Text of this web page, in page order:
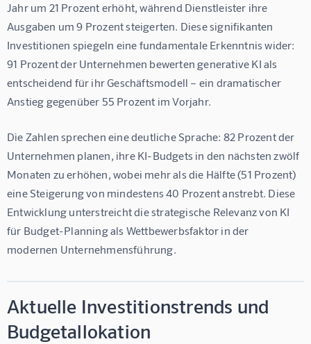
Jahr um 21 Prozent erhöht, während Dienstleister ihre
Ausgaben um 9 Prozent steigerten. Diese signifikanten
Investitionen spiegeln eine fundamentale Erkenntnis wider:
91 Prozent der Unternehmen bewerten generative KI als
entscheidend für ihr Geschäftsmodell – ein dramatischer
Anstieg gegenüber 55 Prozent im Vorjahr.
Die Zahlen sprechen eine deutliche Sprache: 82 Prozent der
Unternehmen planen, ihre KI-Budgets in den nächsten zwölf
Monaten zu erhöhen, wobei mehr als die Hälfte (51 Prozent)
eine Steigerung von mindestens 40 Prozent anstrebt. Diese
Entwicklung unterstreicht die strategische Relevanz von KI
für Budget-Planning als Wettbewerbsfaktor in der
modernen Unternehmensführung.
Aktuelle Investitionstrends und
Budgetallokation